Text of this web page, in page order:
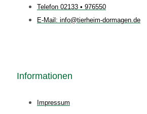
Telefon 02133 • 976550
E-Mail: info@tierheim-dormagen.de
Informationen
Impressum